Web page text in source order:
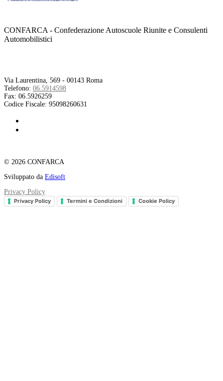
CONFARCA - Confederazione Autoscuole Riunite e Consulenti
Automobilistici
Via Laurentina, 569 - 00143 Roma
Telefono: 06.5914598
Fax: 06.5926259
Codice Fiscale: 95098260631
© 2026 CONFARCA
Sviluppato da Edisoft
Privacy Policy
Privacy Policy Termini e Condizioni Cookie Policy